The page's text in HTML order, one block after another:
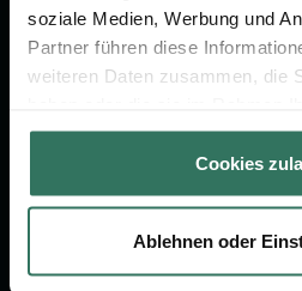
soziale Medien, Werbung und
Partner führen diese
weiteren Daten zusammen, die
gesammelt haben.
Cookies
Ablehnen oder
Ratgeber
Verzeichnis